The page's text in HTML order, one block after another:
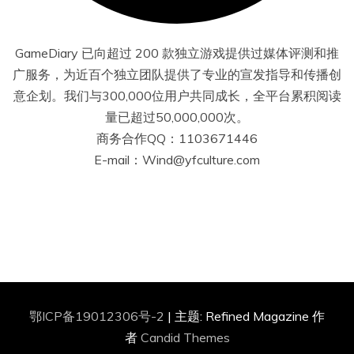
GameDiary 已向超过 200 款独立游戏提供过媒体评测和推
广服务，为近百个独立团队提供了专业的宣发指导和传播创
意企划。我们与300,000位用户共同成长，全平台累积阅读
量已超过50,000,000次。
商务合作QQ：1103671446
E-mail：Wind@yfculture.com
鄂ICP备19012306号-2 | 主题: Refined Magazine 作
者 Candid Themes